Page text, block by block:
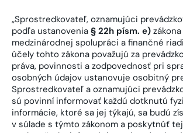
„Sprostredkovateľ, oznamujúci
podľa ustanovenia § 22h písm. e)
medzinárodnej spolupráci a finančné
účely tohto zákona považujú za
práva, povinnosti a zodpovednosť pri
osobných údajov ustanovuje osobitný
Sprostredkovateľ a oznamujúci
sú povinní informovať každú dotknutú
informácie, ktoré sa jej týkajú, sa budú
v súlade s týmto zákonom a poskytnúť